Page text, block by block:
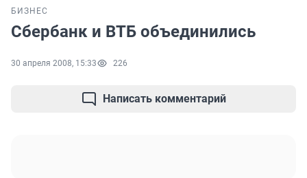
БИЗНЕС
Сбербанк и ВТБ объединились
30 апреля 2008, 15:33 226
Написать комментарий